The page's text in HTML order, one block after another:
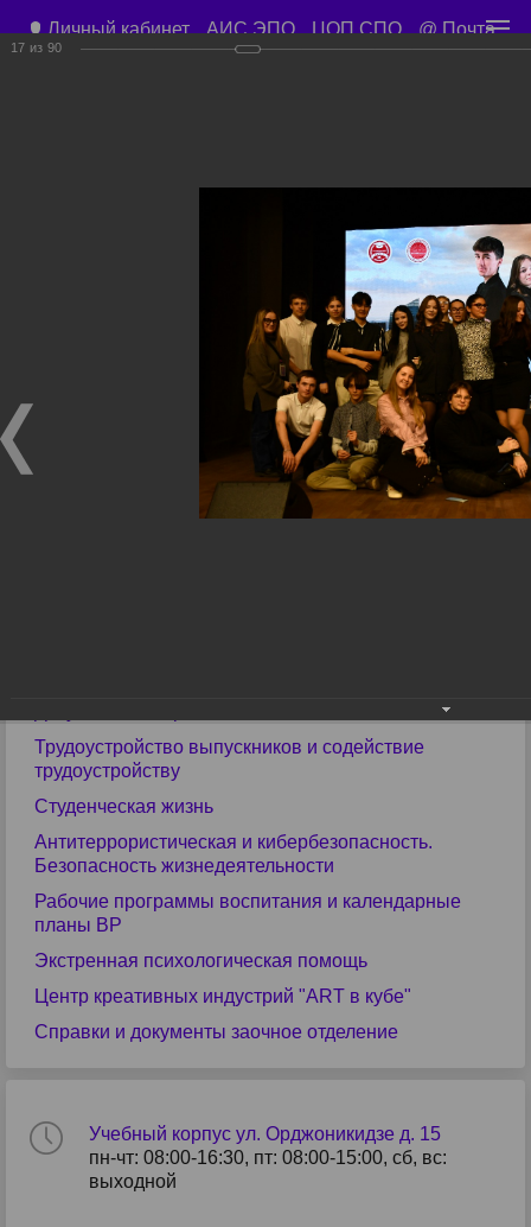
Личный кабинет АИС ЭПО ЦОП СПО @ Почта
Учебный корпус ул. Орджоникидзе д. 15
Расписание занятий
Трудоустройство выпускников и содействие
трудоустройству
Студенческая жизнь
Антитеррористическая и кибербезопасность.
Безопасность жизнедеятельности
Рабочие программы воспитания и календарные
планы ВР
Экстренная психологическая помощь
Центр креативных индустрий "ART в кубе"
Справки и документы заочное отделение
Учебный корпус ул. Орджоникидзе д. 15
пн-чт: 08:00-16:30, пт: 08:00-15:00, сб, вс:
выходной
17 из 90